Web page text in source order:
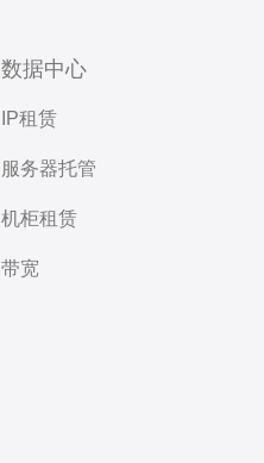
数据中心
IP租赁
服务器托管
机柜租赁
带宽